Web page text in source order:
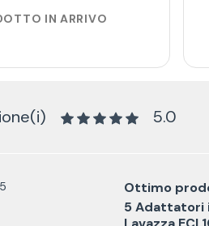
IN ARRIVO
5.0
5
Ottimo
5 Adattatori